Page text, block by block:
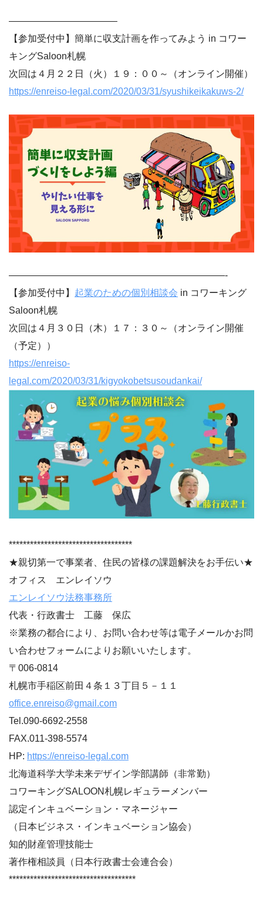
———————————–
【参加受付中】簡単に収支計画を作ってみよう in コワー
キングSaloon札幌
次回は４月２２日（火）１９：００～（オンライン開催）
https://enreiso-legal.com/2020/03/31/syushikeikakuws-2/
———————————————————————-
【参加受付中】 起業のための個別相談会 in コワーキング
Saloon札幌
次回は４月３０日（木）１７：３０～（オンライン開催
（予定））
https://enreiso-
legal.com/2020/03/31/kigyokobetsusoudankai/
***********************************
★親切第一で事業者、住民の皆様の課題解決をお手伝い★
オフィス エンレイソウ
エンレイソウ法務事務所
代表・行政書士 工藤 保広
※業務の都合により、お問い合わせ等は電子メールかお問
い合わせフォームによりお願いいたします。
〒006-0814
札幌市手稲区前田４条１３丁目５－１１
office.enreiso@gmail.com
Tel.090-6692-2558
FAX.011-398-5574
HP: https://enreiso-legal.com
北海道科学大学未来デザイン学部講師（非常勤）
コワーキングSALOON札幌レギュラーメンバー
認定インキュベーション・マネージャー
（日本ビジネス・インキュベーション協会）
知的財産管理技能士
著作権相談員（日本行政書士会連合会）
************************************